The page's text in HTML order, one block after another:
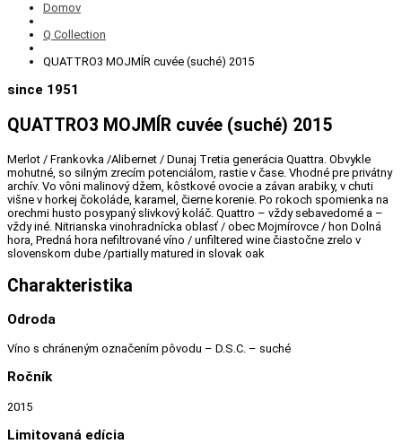
Domov
Q Collection
QUATTRO3 MOJMÍR cuvée (suché) 2015
since 1951
QUATTRO3 MOJMÍR cuvée (suché) 2015
Merlot / Frankovka /Alibernet / Dunaj Tretia generácia Quattra. Obvykle
mohutné, so silným zrecím potenciálom, rastie v čase. Vhodné pre privátny
archív. Vo vôni malinový džem, kôstkové ovocie a závan arabiky, v chuti
višne v horkej čokoláde, karamel, čierne korenie. Po rokoch spomienka na
orechmi husto posypaný slivkový koláč. Quattro – vždy sebavedomé a –
vždy iné. Nitrianska vinohradnícka oblasť / obec Mojmírovce / hon Dolná
hora, Predná hora nefiltrované víno / unfiltered wine čiastočne zrelo v
slovenskom dube /partially matured in slovak oak
Charakteristika
Odroda
Víno s chráneným označením pôvodu – D.S.C. – suché
Ročník
2015
Limitovaná edícia